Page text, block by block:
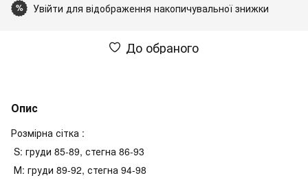
% Увійти для відображення накопичувальної знижки
До обраного
Опис
Розмірна сітка :
S: груди 85-89, стегна 86-93
М: груди 89-92, стегна 94-98